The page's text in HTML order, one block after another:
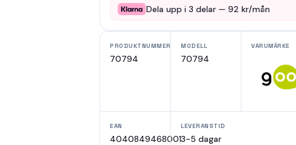
Dela upp i3 delar —92 kr/mån
PRODUKTNUMMER
70794
MODELL
70794
VARUMÄRKE
EAN
4040849468001
LEVERANSTID
3-5 dagar